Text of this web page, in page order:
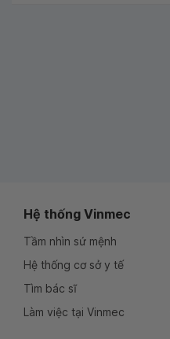
Hệ thống Vinmec
Tầm nhìn sứ mệnh
Hệ thống cơ sở y tế
Tìm bác sĩ
Làm việc tại Vinmec